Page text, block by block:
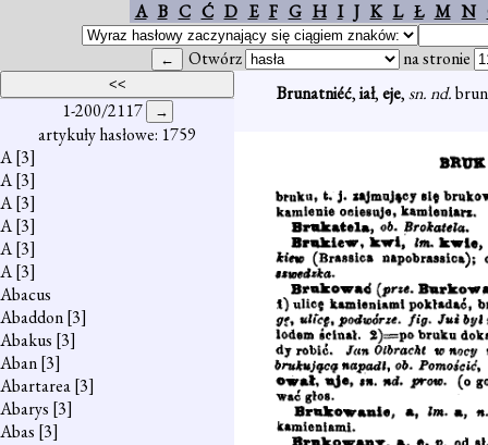
A B C Ć D E F G H I J K L Ł M N
Otwórz na stronie
1-200/2117
artykuły hasłowe: 1759
A[3]
A[3]
A[3]
A[3]
A[3]
A[3]
Abacus
Abaddon[3]
Abakus [3]
Aban[3]
Abartarea[3]
Abarys [3]
Abas [3]
Brunatniéć,iał,eje,sn. nd.